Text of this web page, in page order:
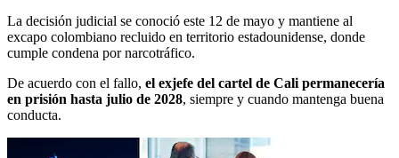
La decisión judicial se conoció este 12 de mayo y mantiene al
excapo colombiano recluido en territorio estadounidense, donde
cumple condena por narcotráfico.
De acuerdo con el fallo, el exjefe del cartel de Cali permanecería
en prisión hasta julio de 2028, siempre y cuando mantenga buena
conducta.